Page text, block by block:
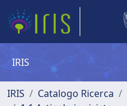
IRIS
IRIS Catalogo Ricerca